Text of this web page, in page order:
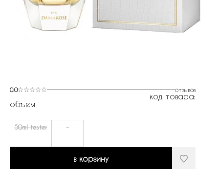
0.0 отзывов
код товара:
объем
50ml tester -
в корзину